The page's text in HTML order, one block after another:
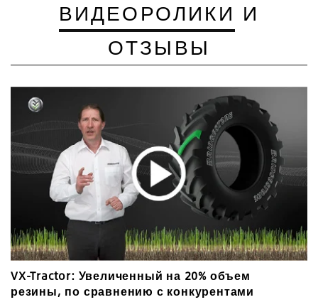
ВИДЕОРОЛИКИ И
ОТЗЫВЫ
VX-Tractor: Увеличенный на 20% объем
резины, по сравнению с конкурентами